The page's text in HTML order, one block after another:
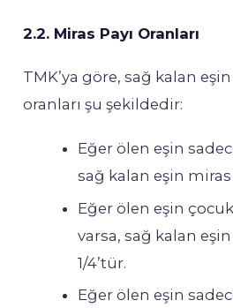
2.2. Miras Payı Oranları
TMK’ya göre, sağ kalan
oranları şu şekildedir:
Eğer ölen eşin
sağ kalan eşin miras
Eğer ölen eşin
varsa, sağ kalan
1/4’tür.
Eğer ölen eşin